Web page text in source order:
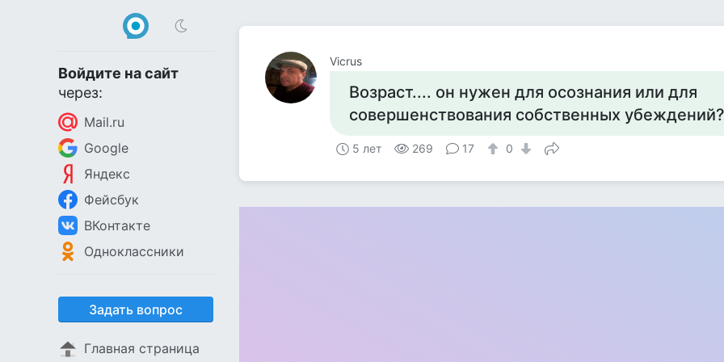
Войдите на сайт
через:
Mail.ru
Google
Яндекс
Фейсбук
ВКонтакте
Одноклассники
Задать вопрос
Главная страница
Vicrus
Возраст.... он нужен для осознания или для
совершенствования собственных убеждений?
5 лет 269 17 0